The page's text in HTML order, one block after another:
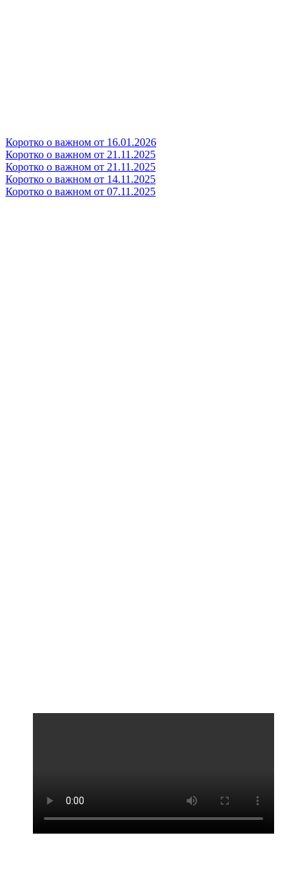
Коротко о важном от 16.01.2026
Коротко о важном от 21.11.2025
Коротко о важном от 21.11.2025
Коротко о важном от 14.11.2025
Коротко о важном от 07.11.2025